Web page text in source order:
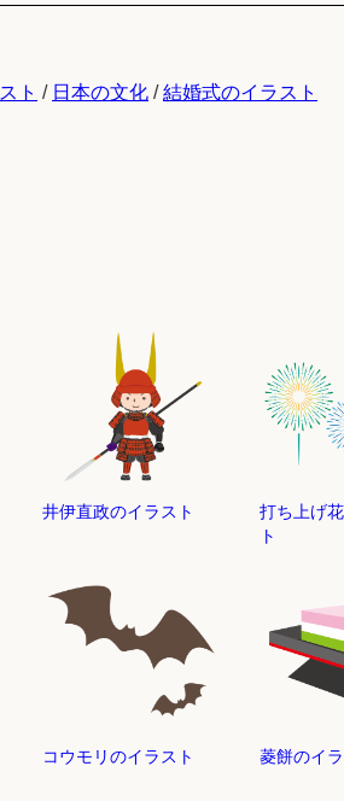
ト / 日本の文化 /結婚式のイラスト
井伊直政のイラスト
打ち上げ
ト
コウモリのイラスト 菱餅のイ